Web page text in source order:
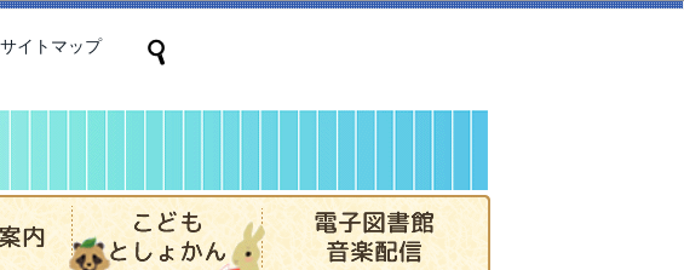
サイトマップ